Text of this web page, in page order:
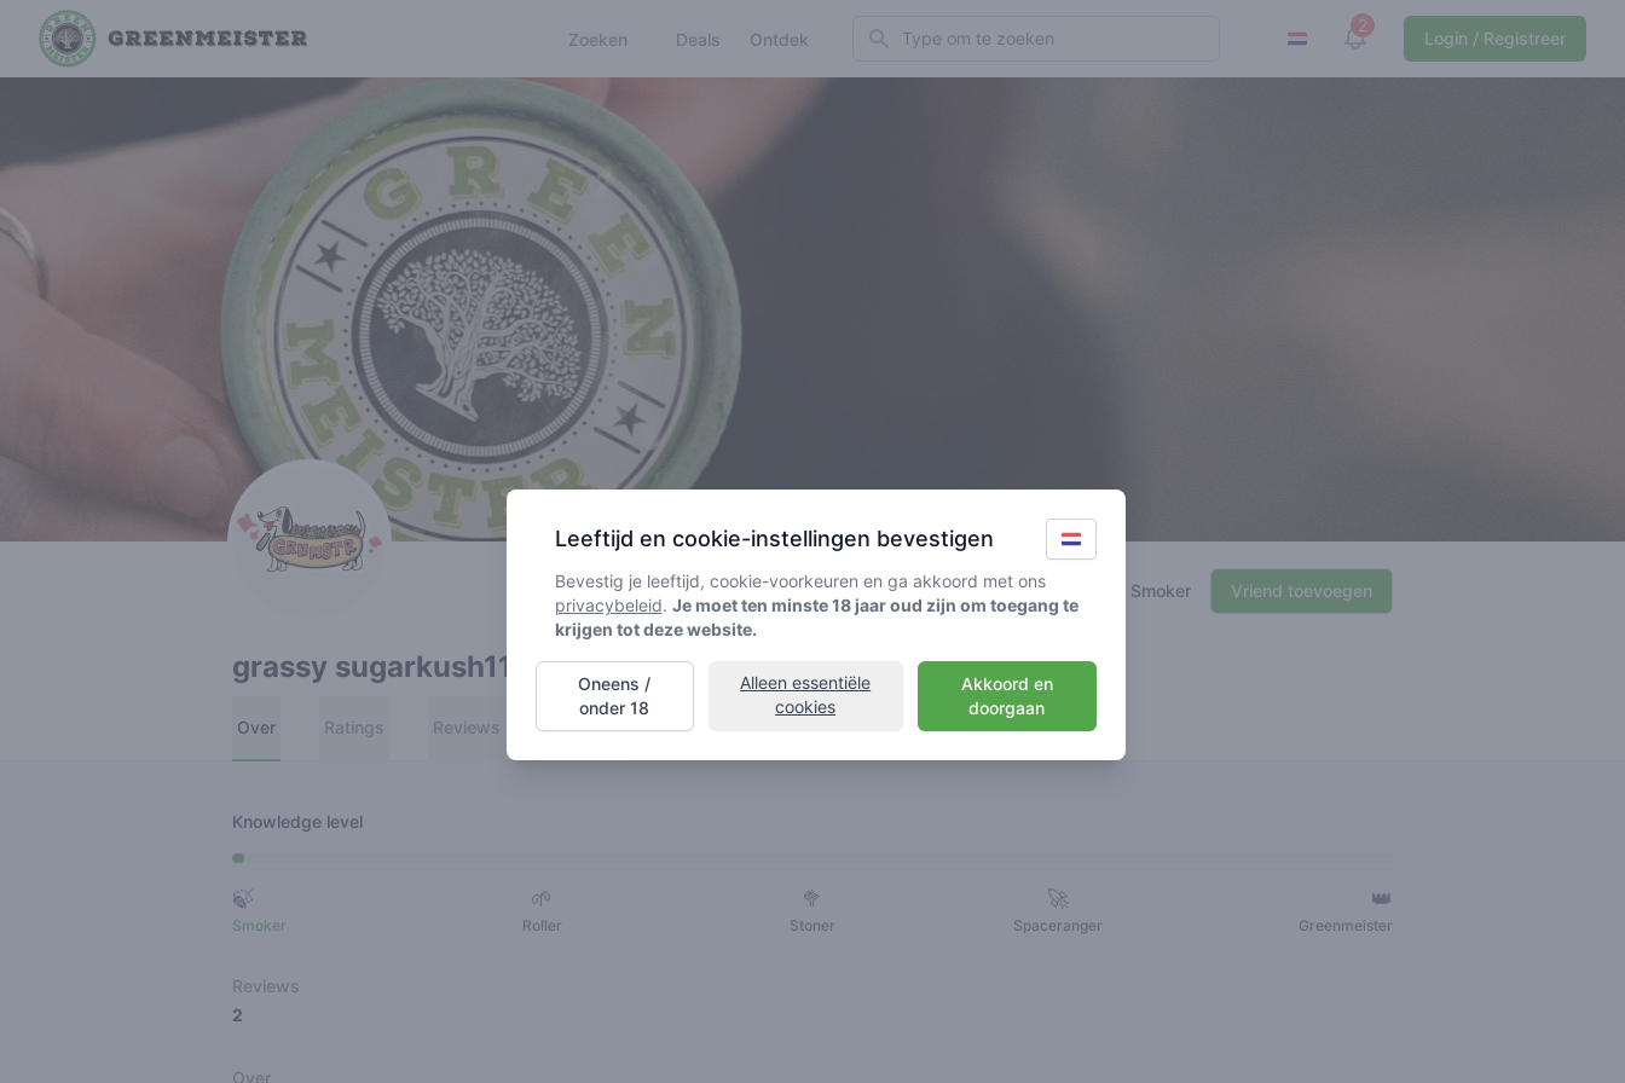
Zoeken Deals Ontdek Search 2
View notifications
Login / Registreer
🍃 Smoker Vriend toevoegen
grassy sugarkush11
Over Ratings Reviews Vrienden
Knowledge level
🍃
Smoker
🌱
Roller
🥦
Stoner
🚀
Spaceranger
👑
Greenmeister
Reviews
2
Over
Leeftijd en cookie-instellingen bevestigen
Bevestig je leeftijd, cookie-voorkeuren en ga akkoord met ons
privacybeleid. Je moet ten minste 18 jaar oud zijn om toegang te
krijgen tot deze website.
Akkoord en
doorgaan
Alleen essentiële
cookies
Oneens /
onder 18